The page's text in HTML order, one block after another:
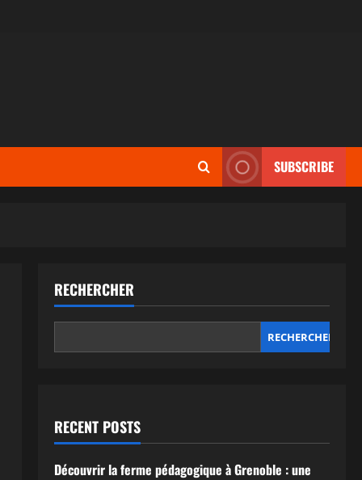
SUBSCRIBE
RECHERCHER
RECHERCHER
RECENT POSTS
Découvrir la ferme pédagogique à Grenoble : une